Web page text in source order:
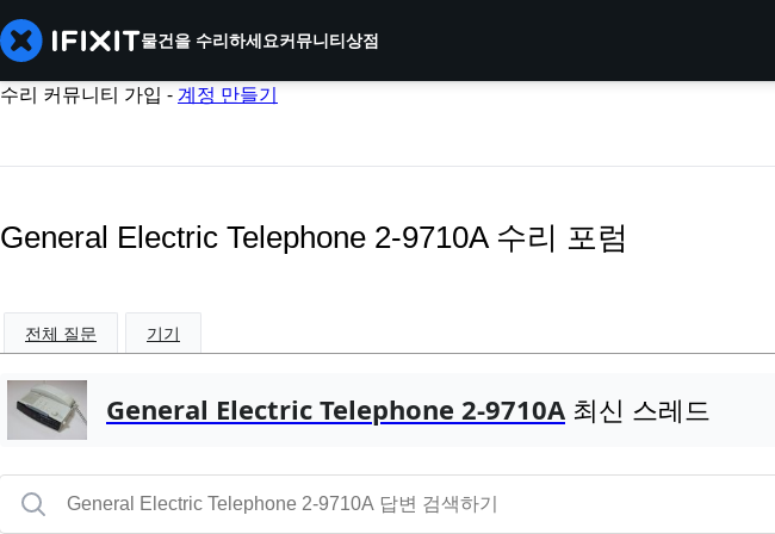
물건을 수리하세요커뮤니티상점
수리 커뮤니티 가입 -계정 만들기
General Electric Telephone 2-9710A 수리 포럼
전체 질문 기기
General Electric Telephone 2-9710A 최신 스레드